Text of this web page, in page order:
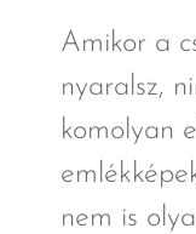
Amikor a
nyaralsz,
komolyan
nem is